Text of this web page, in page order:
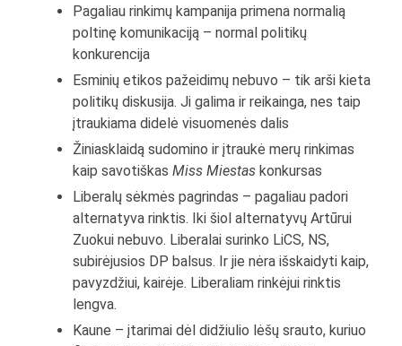
Pagaliau rinkimų kampanija primena normalią
poltinę komunikaciją – normal politikų
konkurencija
Esminių etikos pažeidimų nebuvo – tik arši kieta
politikų diskusija. Ji galima ir reikainga, nes taip
įtraukiama didelė visuomenės dalis
Žiniasklaidą sudomino ir įtraukė merų rinkimas
kaip savotiškasMiss Miestas konkursas
Liberalų sėkmės pagrindas – pagaliau padori
alternatyva rinktis. Iki šiol alternatyvų Artūrui
Zuokui nebuvo. Liberalai surinko LiCS, NS,
subirėjusios DP balsus. Ir jie nėra išskaidyti kaip,
pavyzdžiui, kairėje. Liberaliam rinkėjui rinktis
lengva.
Kaune – įtarimai dėl didžiulio lėšų srauto, kuriuo